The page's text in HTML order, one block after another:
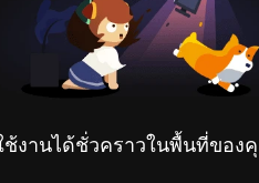
งานได้ชั่วคราวในพื้นที่ขอ